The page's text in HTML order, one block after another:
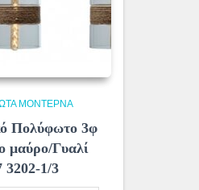
ΜΟΝΤΈΡΝΑ
Πολύφωτο 3φ
μαύρο/Γυαλί
3202-1/3